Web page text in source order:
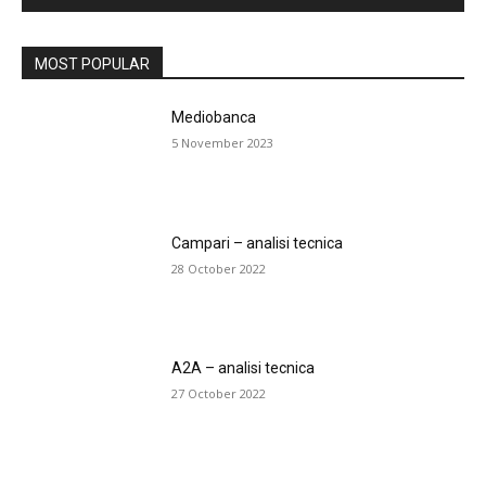
MOST POPULAR
Mediobanca
5 November 2023
Campari – analisi tecnica
28 October 2022
A2A – analisi tecnica
27 October 2022